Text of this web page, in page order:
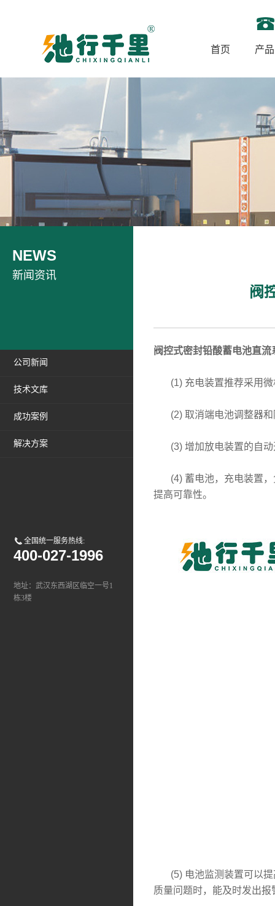
首页 产
新闻资讯
NEWS
公司新闻
技术文库
成功案例
解决方案
全国统一服务热线:
400-027-1996
地址：武汉东西湖区临空一号1
栋3楼
阀
阀控式密封铅酸蓄电池直
(1) 充电装置推荐采用微
(2) 取消端电池调整器和
(3) 增加放电装置的自动
(4) 蓄电池，充电装置，
提高可靠性。
(5) 电池监测装置可以提
质量问题时，能及时发出报